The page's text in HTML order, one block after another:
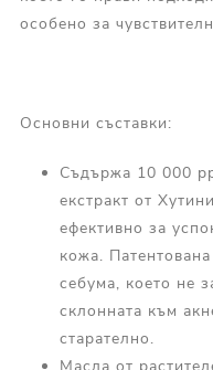
особено за
Основни съставки:
Съдържа 10 000
екстракт от
ефективно за
кожа.
себума, което не
склонната към
старателно.